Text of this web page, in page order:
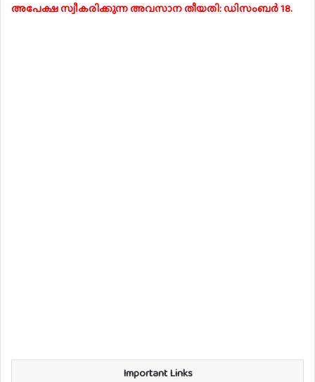
അപേക്ഷ സ്വീകരിക്കുന്ന അവസാന തീയതി: ഡിസംബർ 18.
Important Links